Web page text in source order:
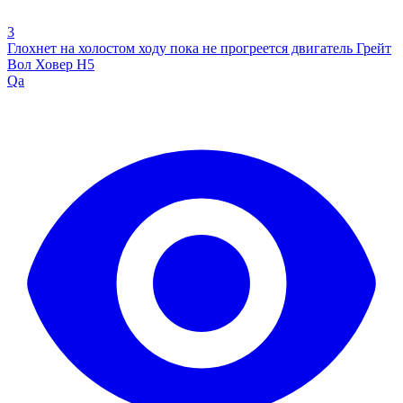
3
Глохнет на холостом ходу пока не прогреется двигатель Грейт
Вол Ховер Н5
Qa